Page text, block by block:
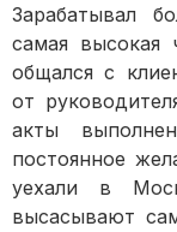
Зарабатывал
самая высокая
общался с
от
акты
постоянное
уехали в
высасывают